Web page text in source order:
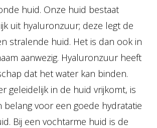
huid. Onze huid bestaat
uit hyaluronzuur; deze legt de
stralende huid. Het is dan ook in
aanwezig. Hyaluronzuur heeft
dat het water kan binden.
geleidelijk in de huid vrijkomt, is
belang voor een goede hydratatie
Bij een vochtarme huid is de